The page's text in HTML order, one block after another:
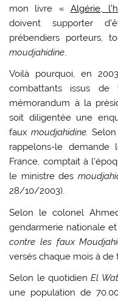
mon livre « Algérie,
doivent supporter
prébendiers porteurs,
moudjahidine.
Voilà pourquoi, en
combattants issus de
mémorandum à la
soit diligentée une
fauxmoudjahidine.
rappelons-le demande
France, comptait à
le ministre des
28/10/2003).
Selon le colonel
gendarmerie nationale
contre les faux
versés chaque mois à
Selon le quotidienEl
une population de